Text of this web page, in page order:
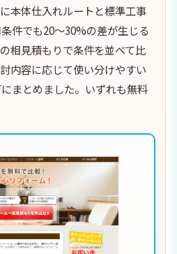
本体仕入れルートと標準工事
件でも20〜30%の差が生じる
相見積もりで条件を並べて比
内容に応じて使い分けやすい
まとめました。いずれも無料